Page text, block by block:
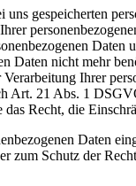
gespeicherten
Daten
Daten nicht mehr
Ihrer
Art. 21 Abs. 1
das Recht, die
Daten
zum Schutz der